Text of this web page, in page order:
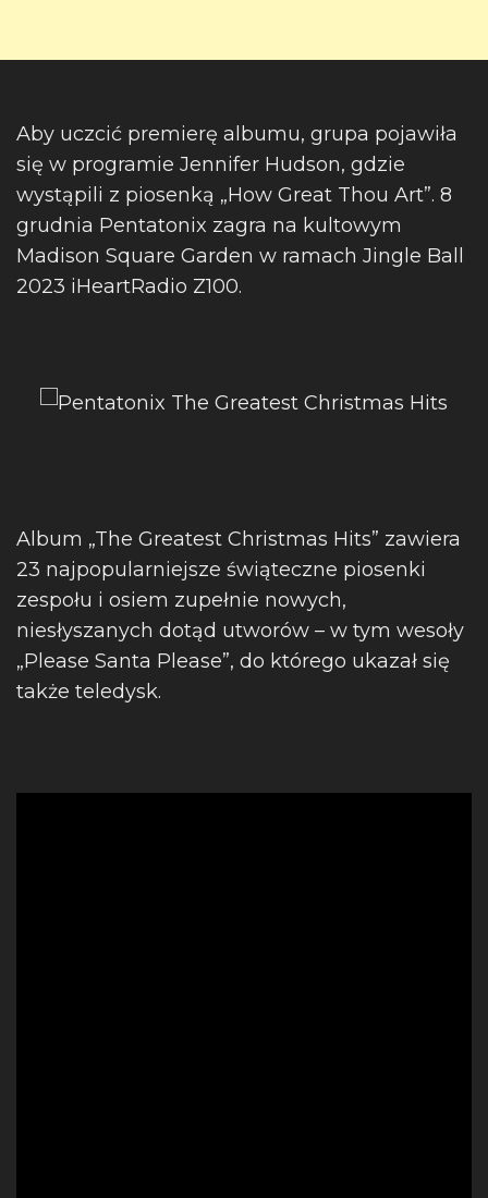
Aby uczcić premierę albumu, grupa pojawiła
się w programie Jennifer Hudson, gdzie
wystąpili z piosenką „How Great Thou Art”. 8
grudnia Pentatonix zagra na kultowym
Madison Square Garden w ramach Jingle Ball
2023 iHeartRadio Z100.
Album „The Greatest Christmas Hits” zawiera
23 najpopularniejsze świąteczne piosenki
zespołu i osiem zupełnie nowych,
niesłyszanych dotąd utworów – w tym wesoły
„Please Santa Please”, do którego ukazał się
także teledysk.